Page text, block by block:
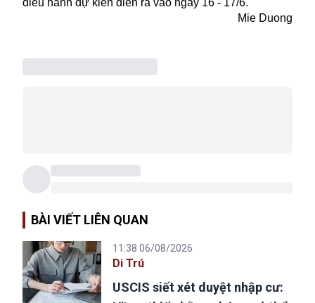
điều hành dự kiến diễn ra vào ngày 16 - 17/6.
Mie Duong
BÀI VIẾT LIÊN QUAN
11:38 06/08/2026
Di Trú
USCIS siết xét duyệt nhập cư: